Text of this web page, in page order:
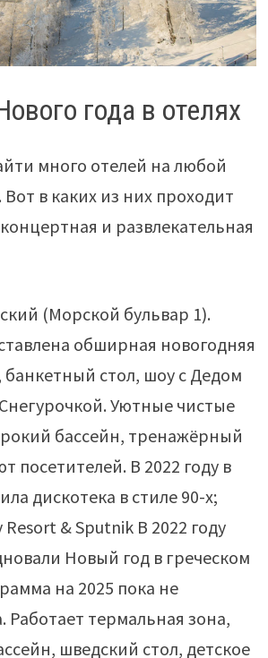
года в отелях
много отелей на любой
Вот в каких из них проходит
и развлекательная
(Морской бульвар 1).
обширная новогодняя
стол, шоу с Дедом
Уютные чистые
бассейн, тренажёрный
посетителей. В 2022 году в
дискотека в стиле 90-х;
Resort & Sputnik В 2022 году
Новый год в греческом
на 2025 пока не
Работает термальная зона,
шведский стол, детское